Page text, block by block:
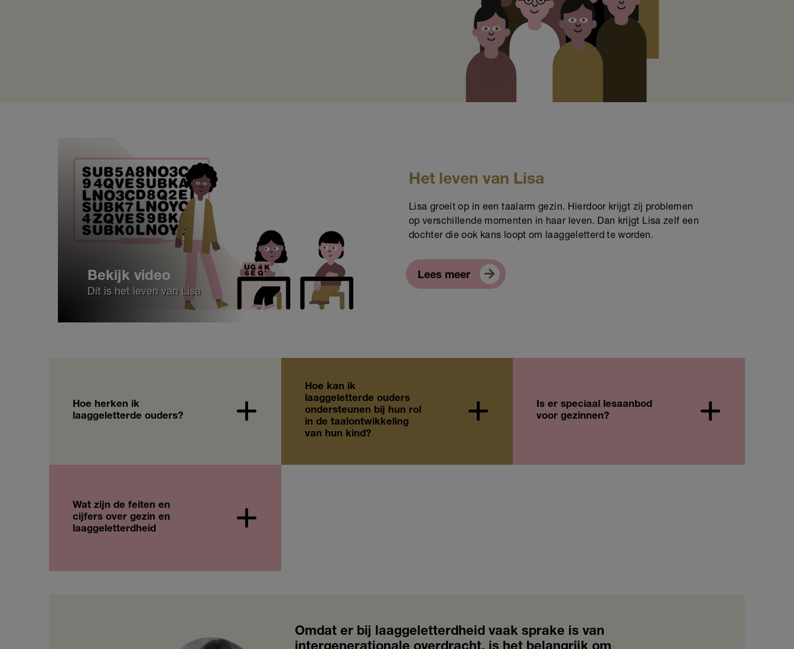
Bekijk video
Dit is het leven van Lisa
Het leven van Lisa
Lisa groeit op in een taalarm gezin. Hierdoor krijgt zij problemen
op verschillende momenten in haar leven. Dan krijgt Lisa zelf een
dochter die ook kans loopt om laaggeletterd te worden.
Lees meer
Hoe herken ik
laaggeletterde ouders?
Hoe kan ik
laaggeletterde ouders
ondersteunen bij hun rol
in de taalontwikkeling
van hun kind?
Is er speciaal lesaanbod
voor gezinnen?
Wat zijn de feiten en
cijfers over gezin en
laaggeletterdheid
Omdat er bij laaggeletterdheid vaak sprake is van